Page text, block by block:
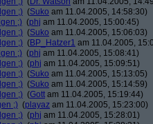
;) (Suko am 11.04.2005, 14:58:30)
;) (phj am 11.04.2005, 15:00:45)
;) (Suko am 11.04.2005, 15:06:03)
;) (BP_Hatzer1 am 11.04.2005,
;) (phj am 11.04.2005, 15:08:41)
;) (phj am 11.04.2005, 15:09:51)
;) (Suko am 11.04.2005, 15:13:05)
;) (Suko am 11.04.2005, 15:14:59)
;) (Gott am 11.04.2005, 15:19:44)
;) (playaz am 11.04.2005, 15:23:00)
;) (phj am 11.04.2005, 15:28:01)